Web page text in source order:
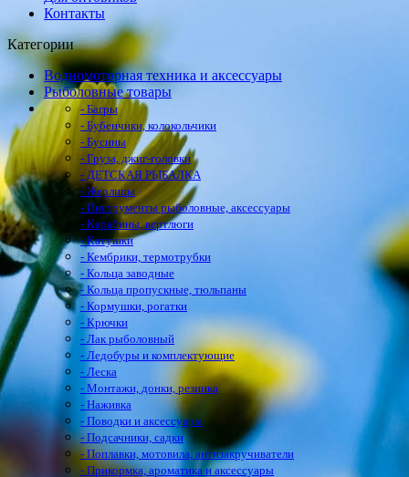
Контакты
Категории
Водномоторная техника и аксессуары
Рыболовные товары
- Багры
- Бубенчики, колокольчики
- Бусины
- Груза, джиг-головки
- ДЕТСКАЯ РЫБАЛКА
- Жерлицы
- Инструменты рыболовные, аксессуары
- Карабины, вертлюги
- Катушки
- Кембрики, термотрубки
- Кольца заводные
- Кольца пропускные, тюльпаны
- Кормушки, рогатки
- Крючки
- Лак рыболовный
- Ледобуры и комплектующие
- Леска
- Монтажи, донки, резинка
- Наживка
- Поводки и аксессуары
- Подсачники, садки
- Поплавки, мотовила, антизакручиватели
- Прикормка, ароматика и аксессуары